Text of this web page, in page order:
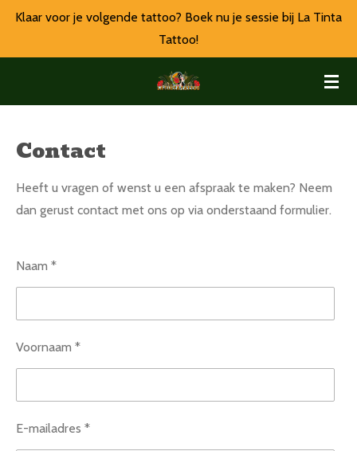
Ga
hoofdinhoud
Klaar voor je volgende tattoo? Boek nu je sessie bij La Tinta
Tattoo!
Contact
Heeft u vragen of wenst u een afspraak te maken? Neem
dan gerust contact met ons op via onderstaand formulier.
Naam *
Voornaam *
E-mailadres *